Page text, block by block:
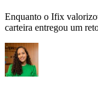
Enquanto o Ifix
carteira entregou um